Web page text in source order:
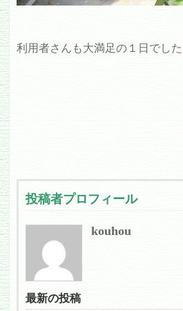
利用者さんも大満足の１日でした
投稿者プロフィール
kouhou
最新の投稿